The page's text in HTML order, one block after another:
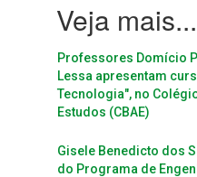
Professores Domício
Lessa apresentam
Tecnologia", no
Estudos (CBAE)
Gisele Benedicto dos
do Programa de